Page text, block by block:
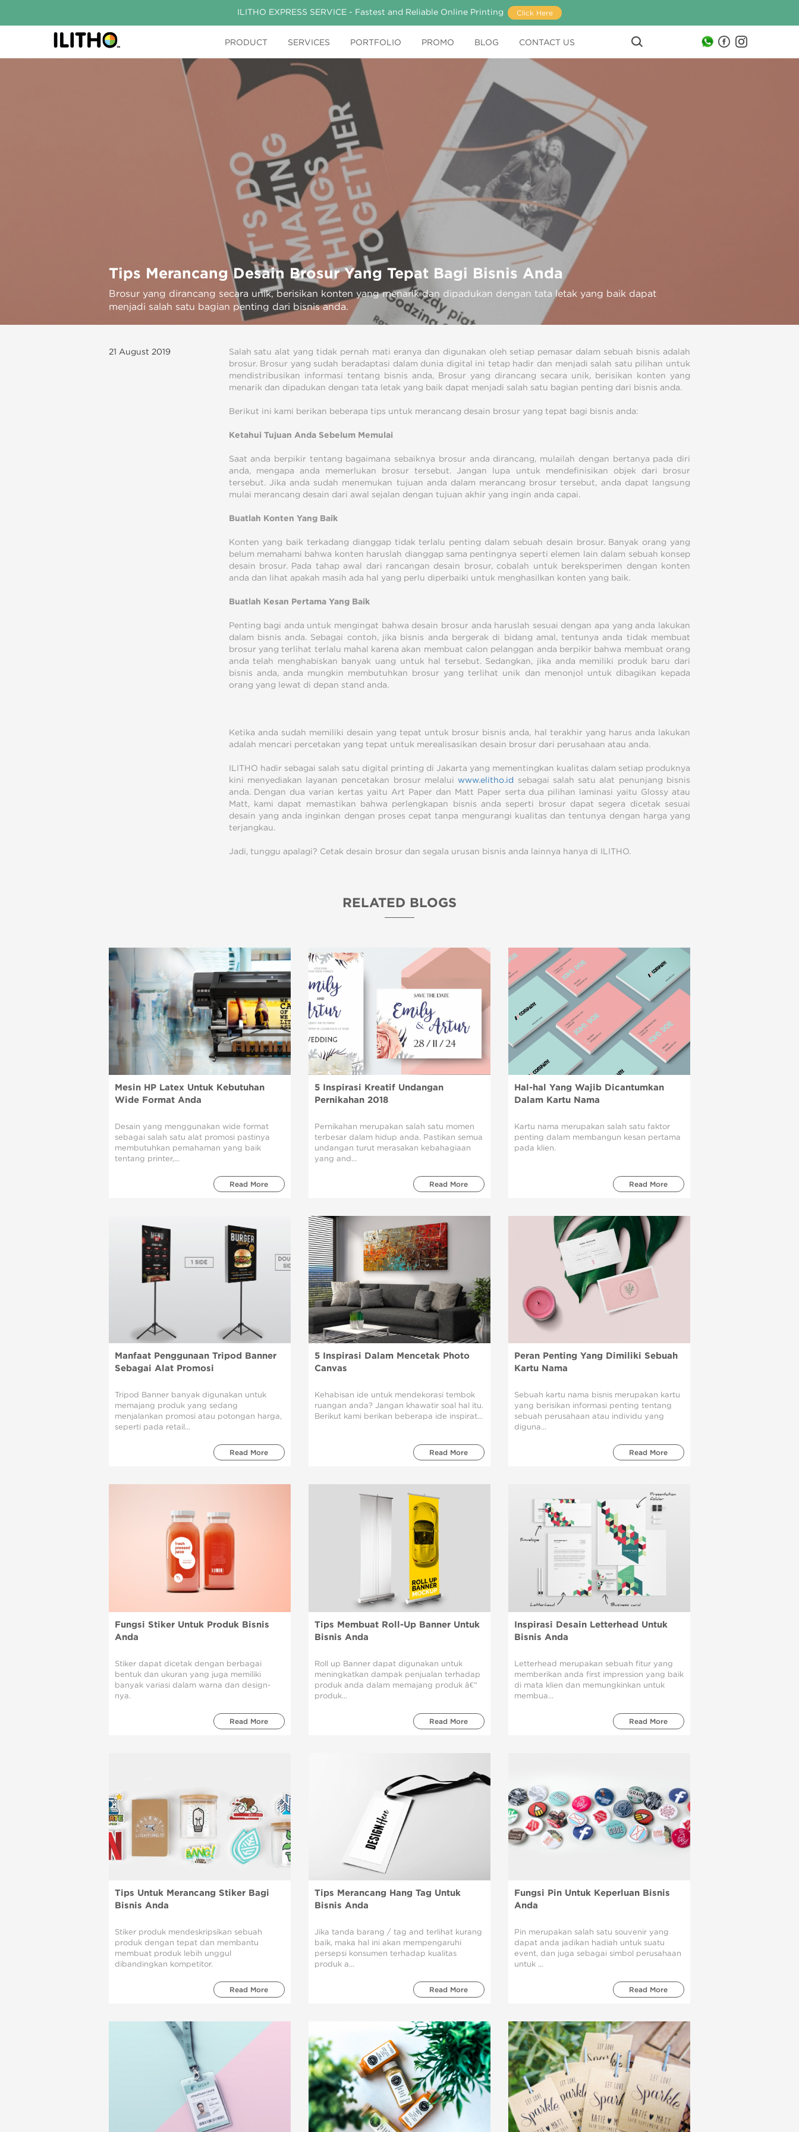
ILITHO EXPRESS SERVICE - Fastest and Reliable Online Printing Click Here
PRODUCT SERVICES PORTFOLIO PROMO BLOG CONTACT US
Tips Merancang Desain Brosur Yang Tepat Bagi Bisnis Anda
Brosur yang dirancang secara unik, berisikan konten yang menarik dan dipadukan dengan tata letak yang baik dapat
menjadi salah satu bagian penting dari bisnis anda.
21 August 2019
Salah satu alat yang tidak pernah mati eranya dan digunakan oleh setiap pemasar dalam sebuah bisnis adalah
brosur. Brosur yang sudah beradaptasi dalam dunia digital ini tetap hadir dan menjadi salah satu pilihan untuk
mendistribusikan informasi tentang bisnis anda, Brosur yang dirancang secara unik, berisikan konten yang
menarik dan dipadukan dengan tata letak yang baik dapat menjadi salah satu bagian penting dari bisnis anda.
Berikut ini kami berikan beberapa tips untuk merancang desain brosur yang tepat bagi bisnis anda:
Ketahui Tujuan Anda Sebelum Memulai
Saat anda berpikir tentang bagaimana sebaiknya brosur anda dirancang, mulailah dengan bertanya pada diri
anda, mengapa anda memerlukan brosur tersebut. Jangan lupa untuk mendefinisikan objek dari brosur
tersebut. Jika anda sudah menemukan tujuan anda dalam merancang brosur tersebut, anda dapat langsung
mulai merancang desain dari awal sejalan dengan tujuan akhir yang ingin anda capai.
Buatlah Konten Yang Baik
Konten yang baik terkadang dianggap tidak terlalu penting dalam sebuah desain brosur. Banyak orang yang
belum memahami bahwa konten haruslah dianggap sama pentingnya seperti elemen lain dalam sebuah konsep
desain brosur. Pada tahap awal dari rancangan desain brosur, cobalah untuk bereksperimen dengan konten
anda dan lihat apakah masih ada hal yang perlu diperbaiki untuk menghasilkan konten yang baik.
Buatlah Kesan Pertama Yang Baik
Penting bagi anda untuk mengingat bahwa desain brosur anda haruslah sesuai dengan apa yang anda lakukan
dalam bisnis anda. Sebagai contoh, jika bisnis anda bergerak di bidang amal, tentunya anda tidak membuat
brosur yang terlihat terlalu mahal karena akan membuat calon pelanggan anda berpikir bahwa membuat orang
anda telah menghabiskan banyak uang untuk hal tersebut. Sedangkan, jika anda memiliki produk baru dari
bisnis anda, anda mungkin membutuhkan brosur yang terlihat unik dan menonjol untuk dibagikan kepada
orang yang lewat di depan stand anda.
Ketika anda sudah memiliki desain yang tepat untuk brosur bisnis anda, hal terakhir yang harus anda lakukan
adalah mencari percetakan yang tepat untuk merealisasikan desain brosur dari perusahaan atau anda.
ILITHO hadir sebagai salah satu digital printing di Jakarta yang mementingkan kualitas dalam setiap produknya
kini menyediakan layanan pencetakan brosur melaluiwww.elitho.id sebagai salah satu alat penunjang bisnis
anda. Dengan dua varian kertas yaitu Art Paper dan Matt Paper serta dua pilihan laminasi yaitu Glossy atau
Matt, kami dapat memastikan bahwa perlengkapan bisnis anda seperti brosur dapat segera dicetak sesuai
desain yang anda inginkan dengan proses cepat tanpa mengurangi kualitas dan tentunya dengan harga yang
terjangkau.
Jadi, tunggu apalagi? Cetak desain brosur dan segala urusan bisnis anda lainnya hanya di ILITHO.
RELATED BLOGS
Mesin HP Latex Untuk Kebutuhan
Wide Format Anda
Desain yang menggunakan wide format
sebagai salah satu alat promosi pastinya
membutuhkan pemahaman yang baik
tentang printer,...
Read More
5 Inspirasi Kreatif Undangan
Pernikahan 2018
Pernikahan merupakan salah satu momen
terbesar dalam hidup anda. Pastikan semua
undangan turut merasakan kebahagiaan
yang and...
Read More
Hal-hal Yang Wajib Dicantumkan
Dalam Kartu Nama
Kartu nama merupakan salah satu faktor
penting dalam membangun kesan pertama
pada klien.
Read More
Manfaat Penggunaan Tripod Banner
Sebagai Alat Promosi
Tripod Banner banyak digunakan untuk
memajang produk yang sedang
menjalankan promosi atau potongan harga,
seperti pada retail...
Read More
5 Inspirasi Dalam Mencetak Photo
Canvas
Kehabisan ide untuk mendekorasi tembok
ruangan anda? Jangan khawatir soal hal itu.
Berikut kami berikan beberapa ide inspirat...
Read More
Peran Penting Yang Dimiliki Sebuah
Kartu Nama
Sebuah kartu nama bisnis merupakan kartu
yang berisikan informasi penting tentang
sebuah perusahaan atau individu yang
diguna...
Read More
Fungsi Stiker Untuk Produk Bisnis
Anda
Stiker dapat dicetak dengan berbagai
bentuk dan ukuran yang juga memiliki
banyak variasi dalam warna dan design-
nya.
Read More
Tips Membuat Roll-Up Banner Untuk
Bisnis Anda
Roll up Banner dapat digunakan untuk
meningkatkan dampak penjualan terhadap
produk anda dalam memajang produk â€“
produk...
Read More
Inspirasi Desain Letterhead Untuk
Bisnis Anda
Letterhead merupakan sebuah fitur yang
memberikan anda first impression yang baik
di mata klien dan memungkinkan untuk
membua...
Read More
Tips Untuk Merancang Stiker Bagi
Bisnis Anda
Stiker produk mendeskripsikan sebuah
produk dengan tepat dan membantu
membuat produk lebih unggul
dibandingkan kompetitor.
Read More
Tips Merancang Hang Tag Untuk
Bisnis Anda
Jika tanda barang / tag and terlihat kurang
baik, maka hal ini akan mempengaruhi
persepsi konsumen terhadap kualitas
produk a...
Read More
Fungsi Pin Untuk Keperluan Bisnis
Anda
Pin merupakan salah satu souvenir yang
dapat anda jadikan hadiah untuk suatu
event, dan juga sebagai simbol perusahaan
untuk ...
Read More